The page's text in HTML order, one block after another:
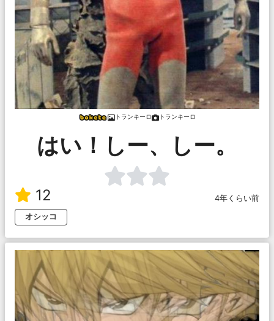
トランキーロ トランキーロ
はい！しー、しー。
12
4年くらい前
オシッコ